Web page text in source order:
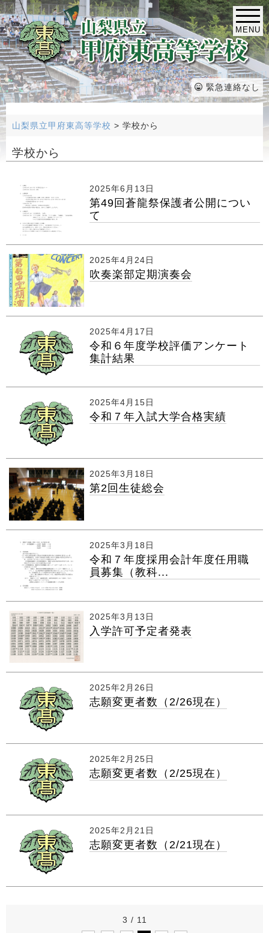
MENU
緊急連絡なし
山梨県立甲府東高等学校 > 学校から
学校から
2025年6月13日
第49回蒼龍祭保護者公開につい
て
2025年4月24日
吹奏楽部定期演奏会
2025年4月17日
令和６年度学校評価アンケート
集計結果
2025年4月15日
令和７年入試大学合格実績
2025年3月18日
第2回生徒総会
2025年3月18日
令和７年度採用会計年度任用職
員募集（教科...
2025年3月13日
入学許可予定者発表
2025年2月26日
志願変更者数（2/26現在）
2025年2月25日
志願変更者数（2/25現在）
2025年2月21日
志願変更者数（2/21現在）
3 / 11